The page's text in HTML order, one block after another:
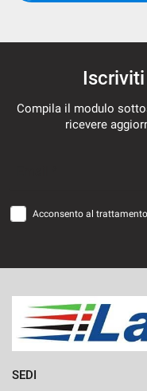
Compila il modulo
ricevere
Acconsento al
SEDI